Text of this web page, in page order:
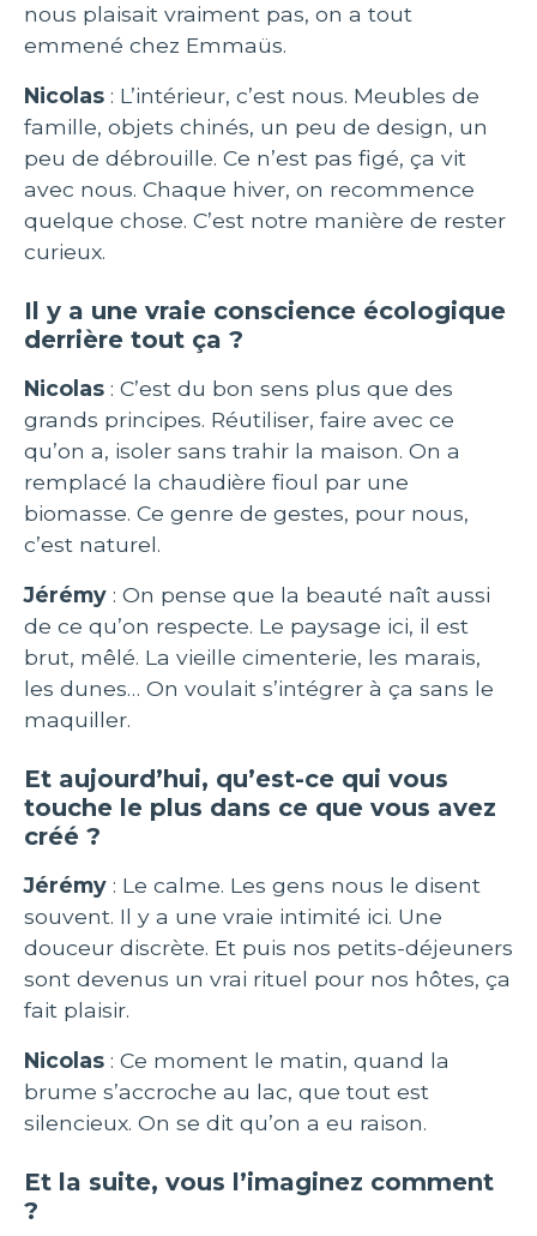
nous plaisait vraiment pas, on a tout
emmené chez Emmaüs.
Nicolas : L’intérieur, c’est nous. Meubles de
famille, objets chinés, un peu de design, un
peu de débrouille. Ce n’est pas figé, ça vit
avec nous. Chaque hiver, on recommence
quelque chose. C’est notre manière de rester
curieux.
Il y a une vraie conscience écologique
derrière tout ça ?
Nicolas : C’est du bon sens plus que des
grands principes. Réutiliser, faire avec ce
qu’on a, isoler sans trahir la maison. On a
remplacé la chaudière fioul par une
biomasse. Ce genre de gestes, pour nous,
c’est naturel.
Jérémy : On pense que la beauté naît aussi
de ce qu’on respecte. Le paysage ici, il est
brut, mêlé. La vieille cimenterie, les marais,
les dunes… On voulait s’intégrer à ça sans le
maquiller.
Et aujourd’hui, qu’est-ce qui vous
touche le plus dans ce que vous avez
créé ?
Jérémy : Le calme. Les gens nous le disent
souvent. Il y a une vraie intimité ici. Une
douceur discrète. Et puis nos petits-déjeuners
sont devenus un vrai rituel pour nos hôtes, ça
fait plaisir.
Nicolas : Ce moment le matin, quand la
brume s’accroche au lac, que tout est
silencieux. On se dit qu’on a eu raison.
Et la suite, vous l’imaginez comment
?